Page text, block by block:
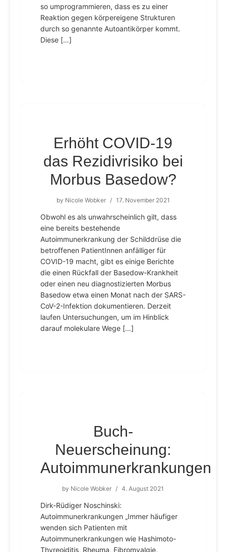
so umprogrammieren, dass es zu einer
Reaktion gegen körpereigene Strukturen
durch so genannte Autoantikörper kommt.
Diese […]
Erhöht COVID-19
das Rezidivrisiko bei
Morbus Basedow?
by Nicole Wobker / 17. November 2021
Obwohl es als unwahrscheinlich gilt, dass
eine bereits bestehende
Autoimmunerkrankung der Schilddrüse die
betroffenen PatientInnen anfälliger für
COVID-19 macht, gibt es einige Berichte
die einen Rückfall der Basedow-Krankheit
oder einen neu diagnostizierten Morbus
Basedow etwa einen Monat nach der SARS-
CoV-2-Infektion dokumentieren. Derzeit
laufen Untersuchungen, um im Hinblick
darauf molekulare Wege […]
Buch-
Neuerscheinung:
Autoimmunerkrankungen
by Nicole Wobker / 4. August 2021
Dirk-Rüdiger Noschinski:
Autoimmunerkrankungen „Immer häufiger
wenden sich Patienten mit
Autoimmunerkrankungen wie Hashimoto-
Thyreoiditis, Rheuma, Fibromyalgie,